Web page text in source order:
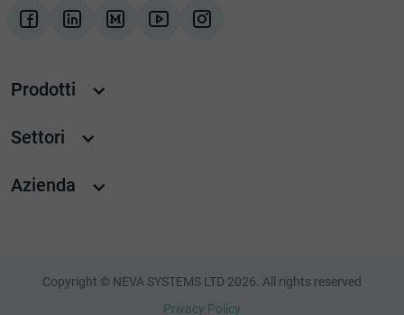
Prodotti
Settori
Azienda
Copyright © NEVA SYSTEMS LTD 2026. All rights reserved
Privacy Policy